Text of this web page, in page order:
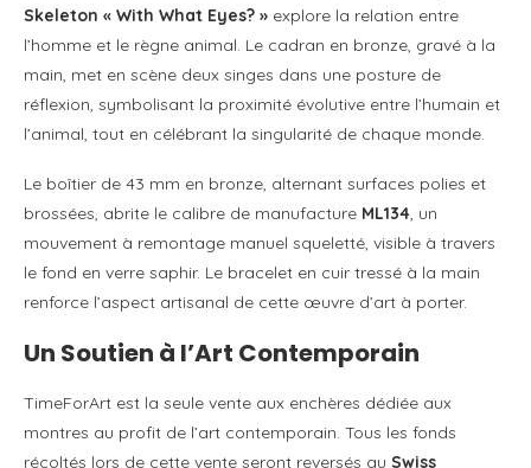
Skeleton « With What Eyes? » explore la relation entre
l’homme et le règne animal. Le cadran en bronze, gravé à la
main, met en scène deux singes dans une posture de
réflexion, symbolisant la proximité évolutive entre l’humain et
l’animal, tout en célébrant la singularité de chaque monde​.
Le boîtier de 43 mm en bronze, alternant surfaces polies et
brossées, abrite le calibre de manufacture ML134, un
mouvement à remontage manuel squeletté, visible à travers
le fond en verre saphir. Le bracelet en cuir tressé à la main
renforce l’aspect artisanal de cette œuvre d’art à porter​.
Un Soutien à l’Art Contemporain
TimeForArt est la seule vente aux enchères dédiée aux
montres au profit de l’art contemporain. Tous les fonds
récoltés lors de cette vente seront reversés au Swiss